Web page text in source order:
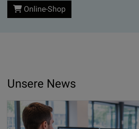
Online-Shop
Unsere News